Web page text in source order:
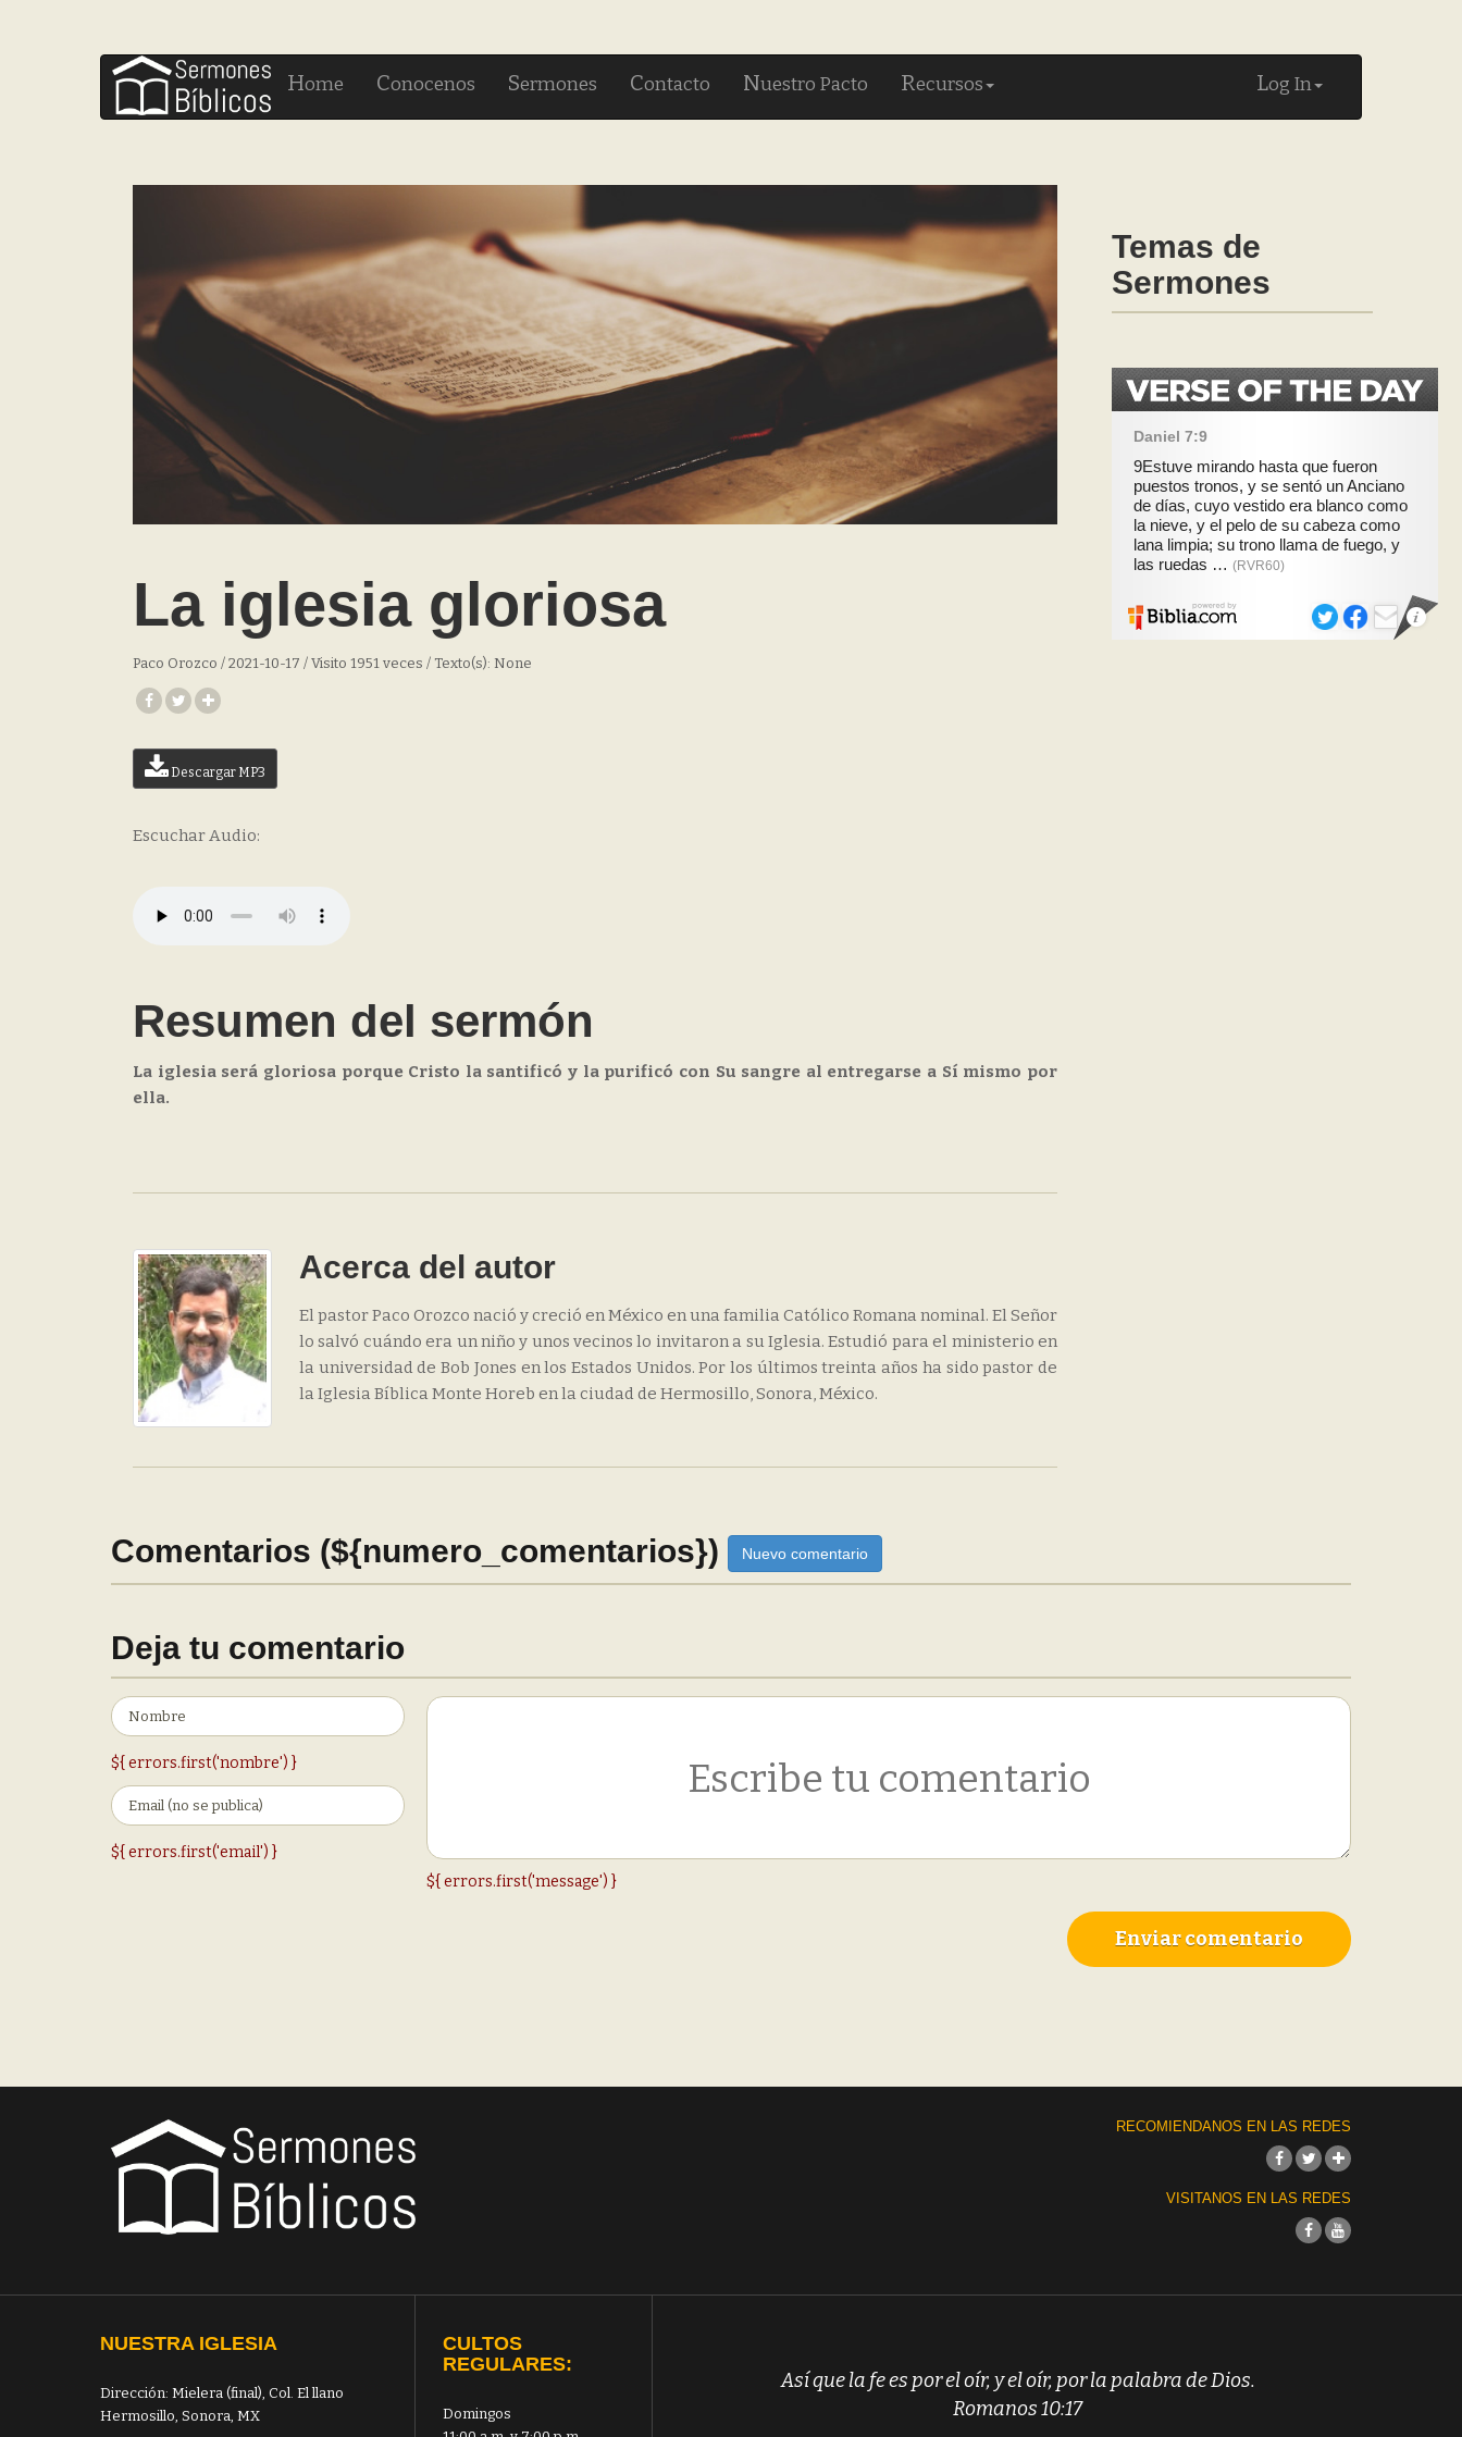
Log In
Home Conocenos Sermones Contacto Nuestro Pacto Recursos
La iglesia gloriosa
Paco Orozco / 2021-10-17 / Visito 1951 veces / Texto(s): None
Descargar MP3
Escuchar Audio:
Resumen del sermón
La iglesia será gloriosa porque Cristo la santificó y la purificó con Su sangre al entregarse a Sí mismo por
ella.
Acerca del autor
El pastor Paco Orozco nació y creció en México en una familia Católico Romana nominal. El Señor
lo salvó cuándo era un niño y unos vecinos lo invitaron a su Iglesia. Estudió para el ministerio en
la universidad de Bob Jones en los Estados Unidos. Por los últimos treinta años ha sido pastor de
la Iglesia Bíblica Monte Horeb en la ciudad de Hermosillo, Sonora, México.
Temas de
Sermones
Comentarios (${numero_comentarios}) Nuevo comentario
Deja tu comentario
${ errors.first('nombre') }
${ errors.first('email') }
${ errors.first('message') }
Enviar comentario
RECOMIENDANOS EN LAS REDES
VISITANOS EN LAS REDES
NUESTRA IGLESIA
Dirección: Mielera (final), Col. El llano
Hermosillo, Sonora, MX
CULTOS
REGULARES:
Domingos
Así que la fe es por el oír, y el oír, por la palabra de Dios.
Romanos 10:17